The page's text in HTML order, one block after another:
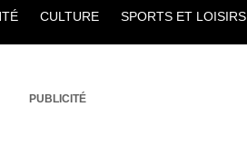
CULTURE SPORTS ET LOISIRS
PUBLICITÉ